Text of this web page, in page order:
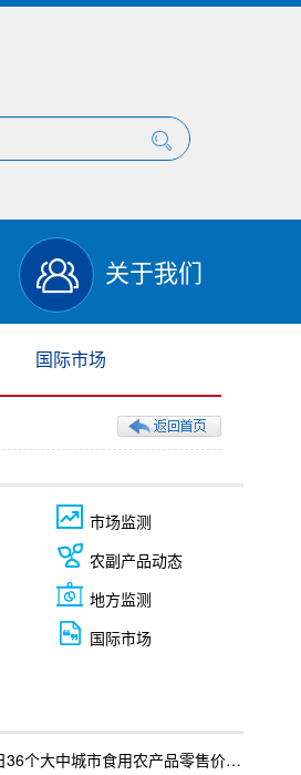
关于我们
国际市场
市场监测
农副产品动态
地方监测
国际市场
商务预报：7月20日-26日36个大中城市食用农产品零售价格情况